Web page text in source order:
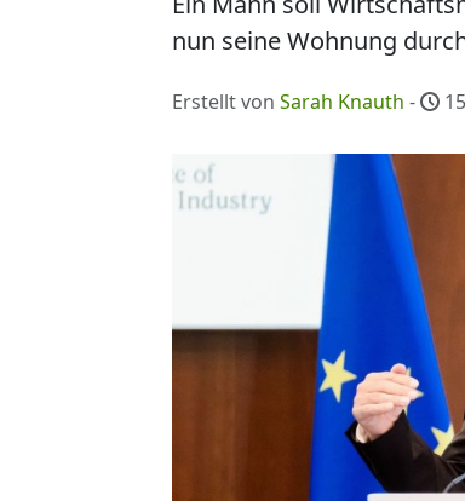
nun seine Wohnung
Erstellt von Sarah Knauth -